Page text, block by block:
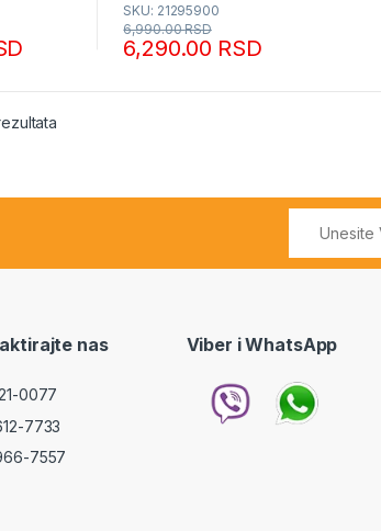
SKU: 21295900
6,290.00 RSD
6,990.00RSD
Sortirano po popularnosti
nas
0077
7733
7557
Viber i WhatsApp